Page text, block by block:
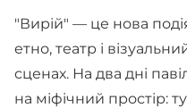
"Вирій" — це нова
етно, театр і
сценах. На два дні
на міфічний простір: